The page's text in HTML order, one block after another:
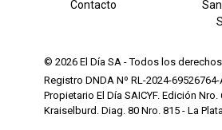
Contacto
© 2026 El Día SA - Todos los
Registro DNDA Nº RL-2024-
Propietario El Día SAICYF. Edición Nro.
Kraiselburd. Diag. 80 Nro. 815 - La